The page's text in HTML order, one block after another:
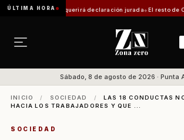
ÚLTIMA HORA
trámite requerirá declaración jurada El resto de Chile se
Sábado, 8 de agosto de 2026 · Punta
INICIO / SOCIEDAD /
LAS 18 CONDUCTAS
HACIA LOS TRABAJADORES Y QUE ...
SOCIEDAD